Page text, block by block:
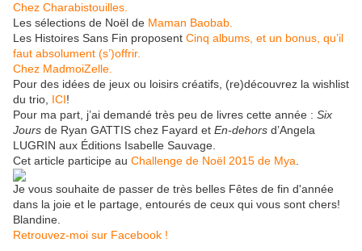
Chez Charabistouilles.
Les sélections de Noël de Maman Baobab.
Les Histoires Sans Fin proposent Cinq albums, et un bonus, qu’il
faut absolument (s’)offrir.
Chez MadmoiZelle.
Pour des idées de jeux ou loisirs créatifs, (re)découvrez la wishlist
du trio, ICI!
Pour ma part, j’ai demandé très peu de livres cette année : Six
Jours de Ryan GATTIS chez Fayard et En-dehors d’Angela
LUGRIN aux Éditions Isabelle Sauvage.
Cet article participe au Challenge de Noël 2015 de Mya
Je vous souhaite de passer de très belles Fêtes de fin d'année
dans la joie et le partage, entourés de ceux qui vous sont chers!
Blandine.
Retrouvez-moi sur Facebook !